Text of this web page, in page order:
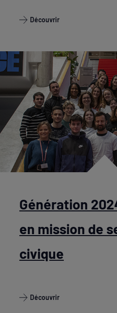
Découvrir
Génération
en mission de
civique
Découvrir